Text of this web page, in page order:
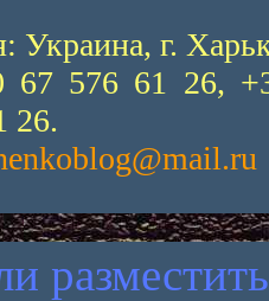
Украина, г.
67 576 61 26,
26.